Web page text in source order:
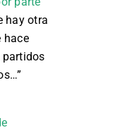
hay otra
hace
partidos
”